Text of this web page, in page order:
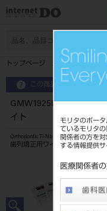
モリタのポー
ているモリタ
関係者の方を
する情報提供サ
医療関係者
トップページ GMW1925LE
この商品に関するお問い
GMW1925LE ゴムメ
イト
Orthodontic Ti-Nb Wire
歯列矯正用ワイヤ